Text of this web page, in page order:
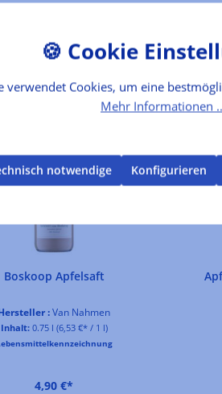
Boskoop Apfelsaft
:Van Nahmen
Inhalt: 0.75 l (6,53 €* / 1 l)
4,90 €*
verwendet Cookies, um eine
Mehr Informationen
notwendige Konfigurieren